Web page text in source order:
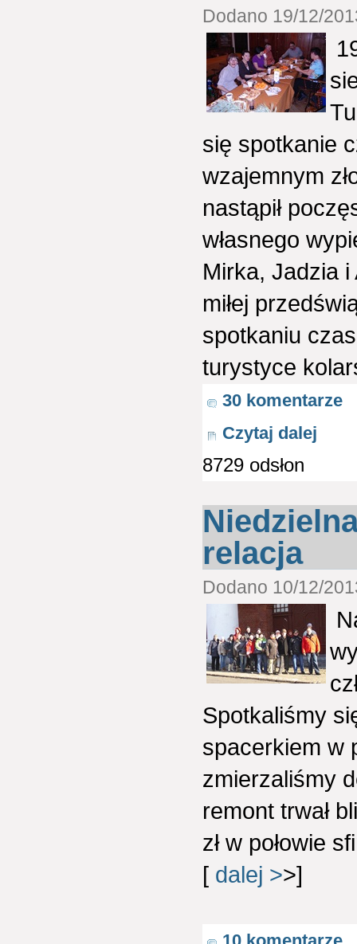
Dodano 19/12/
się spotkanie
wzajemnym
nastąpił
własnego
Mirka, Jadzia i
miłej
spotkaniu
turystyce
30 komentarze
Czytaj dalej
8729 odsłon
relacja
Dodano 10/12/
Spotkaliśmy
spacerkiem w
zmierzaliśmy
remont trwał
zł w połowie
[ dalej >>]